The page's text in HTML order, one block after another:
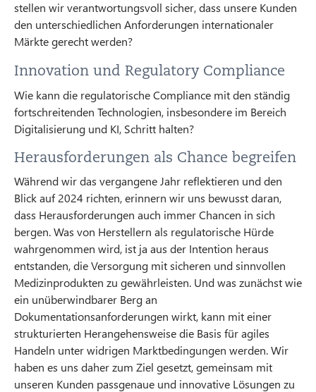
stellen wir verantwortungsvoll sicher, dass unsere Kunden
den unterschiedlichen Anforderungen internationaler
Märkte gerecht werden?
Innovation und Regulatory Compliance
Wie kann die regulatorische Compliance mit den ständig
fortschreitenden Technologien, insbesondere im Bereich
Digitalisierung und KI, Schritt halten?
Herausforderungen als Chance begreifen
Während wir das vergangene Jahr reflektieren und den
Blick auf 2024 richten, erinnern wir uns bewusst daran,
dass Herausforderungen auch immer Chancen in sich
bergen. Was von Herstellern als regulatorische Hürde
wahrgenommen wird, ist ja aus der Intention heraus
entstanden, die Versorgung mit sicheren und sinnvollen
Medizinprodukten zu gewährleisten. Und was zunächst wie
ein unüberwindbarer Berg an
Dokumentationsanforderungen wirkt, kann mit einer
strukturierten Herangehensweise die Basis für agiles
Handeln unter widrigen Marktbedingungen werden. Wir
haben es uns daher zum Ziel gesetzt, gemeinsam mit
unseren Kunden passgenaue und innovative Lösungen zu